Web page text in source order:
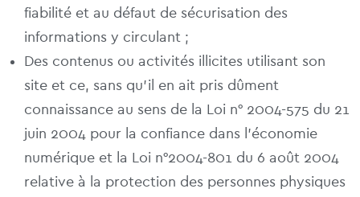
fiabilité et au défaut de sécurisation des
informations y circulant ;
Des contenus ou activités illicites utilisant son
site et ce, sans qu’il en ait pris dûment
connaissance au sens de la Loi n° 2004-575 du 21
juin 2004 pour la confiance dans l’économie
numérique et la Loi n°2004-801 du 6 août 2004
relative à la protection des personnes physiques